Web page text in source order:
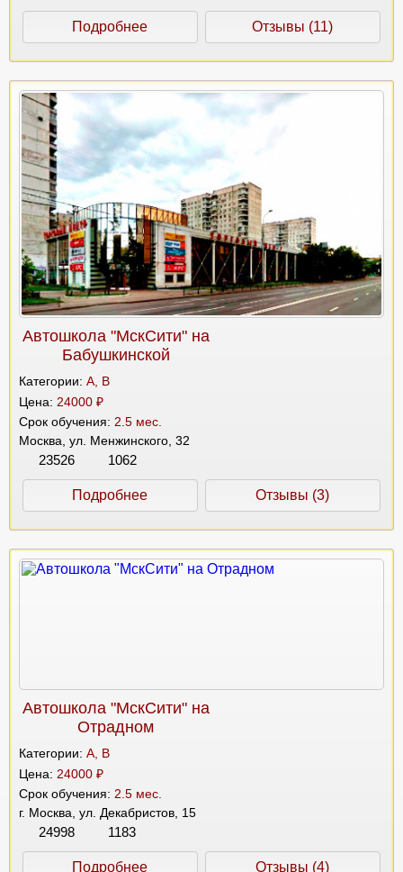
Подробнее Отзывы (11)
Автошкола "МскСити" на
Бабушкинской
Категории: A, B
Цена: 24000 ₽
Срок обучения: 2.5 мес.
Москва, ул. Менжинского, 32
23526 1062
Подробнее Отзывы (3)
Автошкола "МскСити" на
Отрадном
Категории: A, B
Цена: 24000 ₽
Срок обучения: 2.5 мес.
г. Москва, ул. Декабристов, 15
24998 1183
Подробнее Отзывы (4)